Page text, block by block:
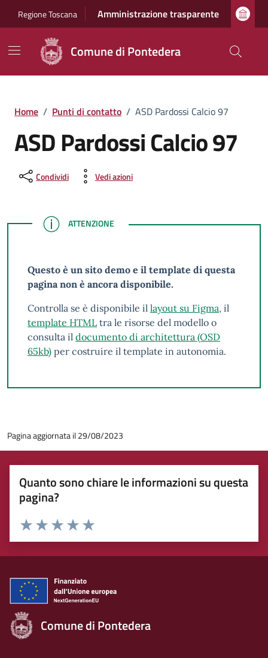
Regione Toscana Amministrazione trasparente
Comune di Pontedera
Home / Punti di contatto / ASD Pardossi Calcio 97
ASD Pardossi Calcio 97
Condividi Vedi azioni
ATTENZIONE
ATTENZIONE
Questo è un sito demo e il template di questa
pagina non è ancora disponibile.
Controlla se è disponibile il layout su Figma, il
template HTML tra le risorse del modello o
consulta il documento di architettura (OSD
65kb) per costruire il template in autonomia.
Pagina aggiornata il 29/08/2023
Quanto sono chiare le informazioni su questa
pagina?
Rating:
Valuta 5 stelle su 5
Valuta 4 stelle su 5
Valuta 3 stelle su 5
Valuta 2 stelle su 5
Valuta 1 stelle su 5
Comune di Pontedera